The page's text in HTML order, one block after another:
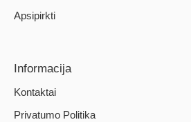
Apsipirkti
Informacija
Kontaktai
Privatumo Politika